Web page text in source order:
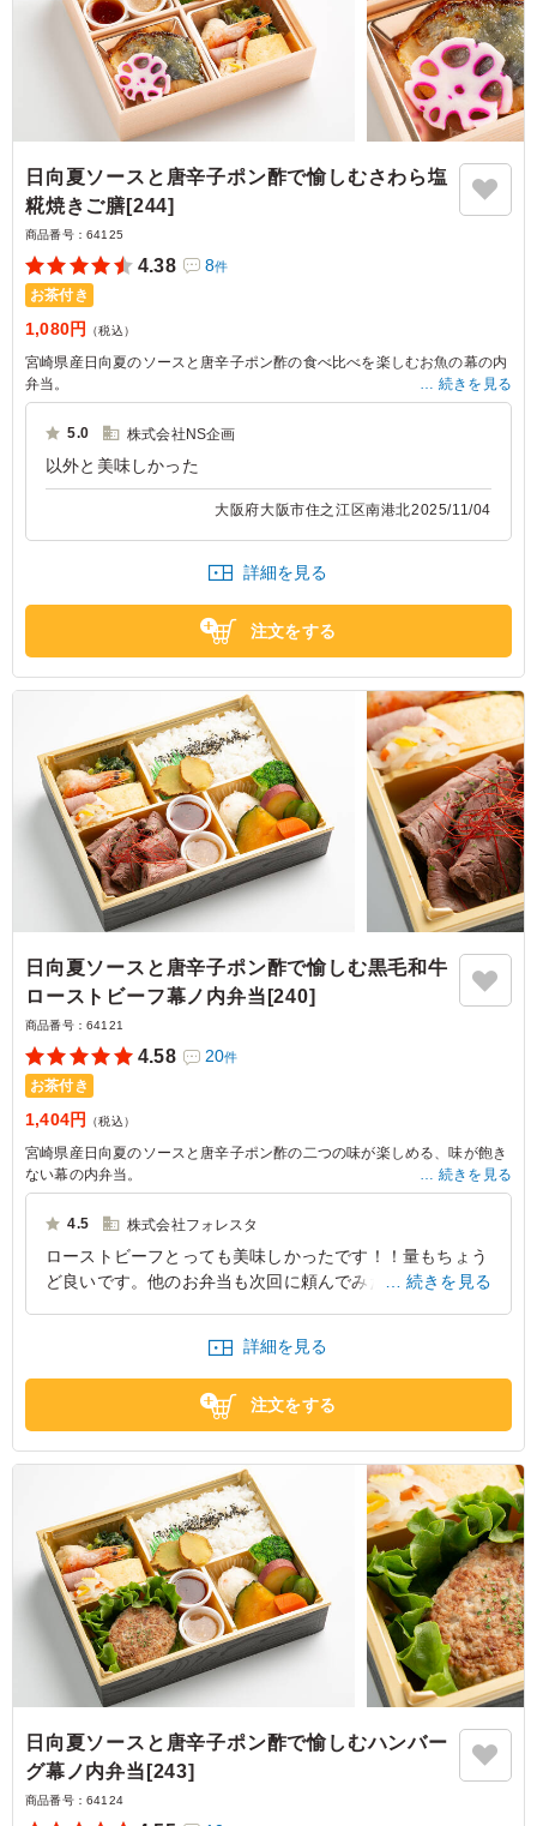
日向夏ソースと唐辛子ポン酢で愉しむさわら塩
糀焼きご膳[244]
商品番号： 64125
4.38 8件
お茶付き
1,080円 （税込）
宮崎県産日向夏のソースと唐辛子ポン酢の食べ比べを楽しむお魚の幕の内
弁当。
お魚・お手頃価格・豊富な種類の手作り副菜をキーワードで幕の内弁当を
お探しの方にお勧めです。黒毛和牛のしゃぶしゃぶやハンバーグと抱き合
続きを見る
5.0 株式会社NS企画
以外と美味しかった
大阪府大阪市住之江区南港北2025/11/04
詳細を見る
注文をする
日向夏ソースと唐辛子ポン酢で愉しむ黒毛和牛
ローストビーフ幕ノ内弁当[240]
商品番号： 64121
4.58 20件
お茶付き
1,404円 （税込）
宮崎県産日向夏のソースと唐辛子ポン酢の二つの味が楽しめる、味が飽き
ない幕の内弁当。
一点豪華で副菜の種類も多い幕の内弁当をお探しの際は是非お試しくださ
い。
です。
続きを見る
4.5 株式会社フォレスタ
ローストビーフとっても美味しかったです！！量もちょう
ど良いです。他のお弁当も次回に頼んでみたいと思いまし
大阪府大阪市浪速区難波中2025/06/15
続きを見る
詳細を見る
注文をする
日向夏ソースと唐辛子ポン酢で愉しむハンバー
グ幕ノ内弁当[243]
商品番号： 64124